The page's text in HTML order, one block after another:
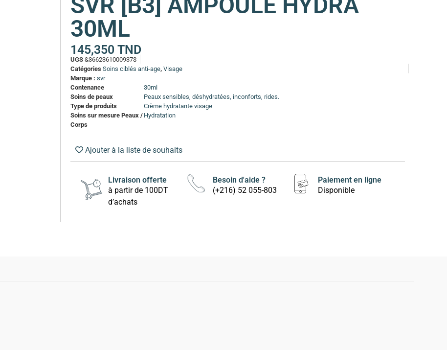
30ML
145,350TND
UGS&3662361000937$
Catégories Soins ciblés anti-age,Visage
Marque :svr
Contenance
30ml
Soins de peaux
Peaux sensibles, déshydratées, inconforts, rides.
Type de produits
Crème hydratante visage
Soins sur mesure Peaux /
Corps
Hydratation
Ajouter à la liste de souhaits
Livraison offerte
à partir de 100DT
d’achats
Besoin d'aide ?
(+216) 52 055-803
Paiement en ligne
Disponible